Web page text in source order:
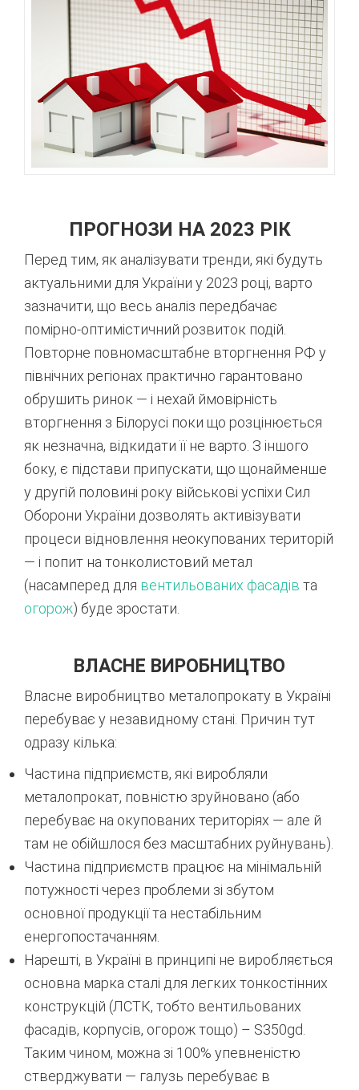
ПРОГНОЗИ НА 2023 РІК
Перед тим, як аналізувати тренди, які будуть
актуальними для України у 2023 році, варто
зазначити, що весь аналіз передбачає
помірно-оптимістичний розвиток подій.
Повторне повномасштабне вторгнення РФ у
північних регіонах практично гарантовано
обрушить ринок — і нехай ймовірність
вторгнення з Білорусі поки що розцінюється
як незначна, відкидати її не варто. З іншого
боку, є підстави припускати, що щонайменше
у другій половині року військові успіхи Сил
Оборони України дозволять активізувати
процеси відновлення неокупованих територій
— і попит на тонколистовий метал
(насамперед для вентильованих фасадів та
огорож) буде зростати.
ВЛАСНЕ ВИРОБНИЦТВО
Власне виробництво металопрокату в Україні
перебуває у незавидному стані. Причин тут
одразу кілька:
Частина підприємств, які виробляли
металопрокат, повністю зруйновано (або
перебуває на окупованих територіях — але й
там не обійшлося без масштабних руйнувань).
Частина підприємств працює на мінімальній
потужності через проблеми зі збутом
основної продукції та нестабільним
енергопостачанням.
Нарешті, в Україні в принципі не виробляється
основна марка сталі для легких тонкостінних
конструкцій (ЛСТК, тобто вентильованих
фасадів, корпусів, огорож тощо) – S350gd.
Таким чином, можна зі 100% упевненістю
стверджувати — галузь перебуває в